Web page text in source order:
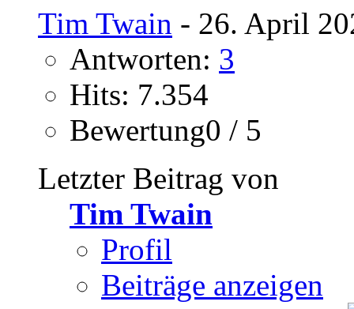
Tim Twain - 26. April
Antworten: 3
Hits: 7.354
Bewertung0 / 5
Letzter Beitrag von
Tim Twain
Profil
Beiträge anzeigen